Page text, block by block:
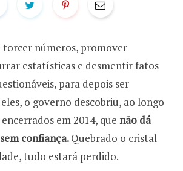
torcer números, promover
estatísticas e desmentir fatos
para depois ser
o governo descobriu, ao longo
em 2014, que não dá
confiança.Quebrado o cristal
tudo estará perdido.